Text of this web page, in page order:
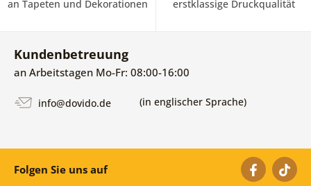
an Tapeten und Dekorationen erstklassige Druckqualität
Kundenbetreuung
an Arbeitstagen Mo-Fr: 08:00-16:00
info@dovido.de (in englischer Sprache)
Folgen Sie uns auf